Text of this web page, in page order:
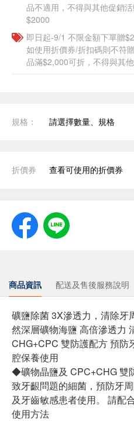
品不適用，不得與其他促銷
$2000
即日起-9/1 不限金額下單贈
如使用折價券/折扣碼則不符
品滿$2,000可折，不得與其
規格： 請選擇數量、規格
折價券 查看可使用的折價券
商品資訊 配送及售後服務說明
礦鹽除菌 3X滲透力，清除牙
然深層礦物海鹽 高倍滲透力
CHG+CPC 雙防護配方 預防
腔保養使用
◆礦物晶鹽及 CPC+CHG 雙
致牙齦問題的細菌，預防牙
及牙齒敏感患者使用。 請配
使用方法